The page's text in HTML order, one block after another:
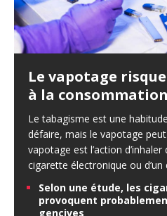
Le vapotage
à la
Le tabagisme est une
défaire, mais le vapotage
vapotage est l’action
cigarette électronique ou
Selon une étude, les
provoquent
gencives